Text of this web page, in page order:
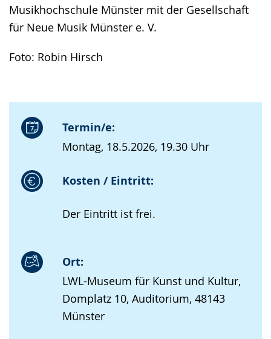
Musikhochschule Münster mit der Gesellschaft
für Neue Musik Münster e. V.
Foto: Robin Hirsch
Termin/e:
Montag, 18.5.2026, 19.30 Uhr
Kosten / Eintritt:
Der Eintritt ist frei.
Ort:
LWL-Museum für Kunst und Kultur,
Domplatz 10, Auditorium, 48143
Münster